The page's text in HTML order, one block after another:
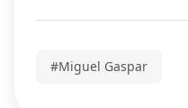
#Miguel Gaspar